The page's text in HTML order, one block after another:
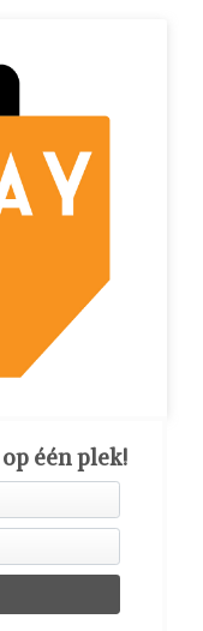
één plek!